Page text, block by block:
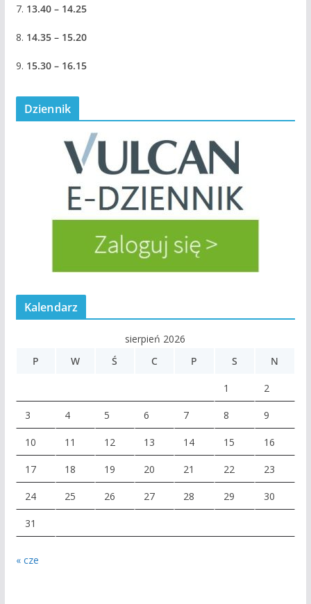
7. 13.40 – 14.25
8. 14.35 – 15.20
9. 15.30 – 16.15
Dziennik
Kalendarz
sierpień 2026
P
W Ś C P S N
1 2
3 4 5 6 7 8 9
10 11 12 13 14 15 16
17 18 19 20 21 22 23
24 25 26 27 28 29 30
31
« cze